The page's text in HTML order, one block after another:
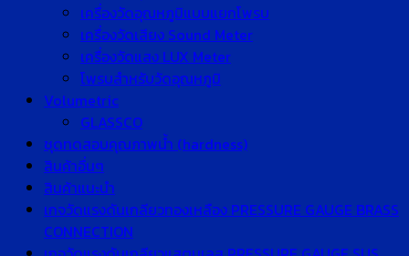
เครื่องวัดอุณหภูมิแบบแยกโพรบ
เครื่องวัดเสียง Sound Meter
เครื่องวัดแสง LUX Meter
โพรบสำหรับวัดอุณหภูมิ
Volumetric
GLASSCO
ชุดทดสอบคุณภาพน้ำ (hardness)
สินค้าอื่นๆ
สินค้าแนะนำ
เกจวัดแรงดันเกลียวทองเหลือง PRESSURE GAUGE BRASS
CONNECTION